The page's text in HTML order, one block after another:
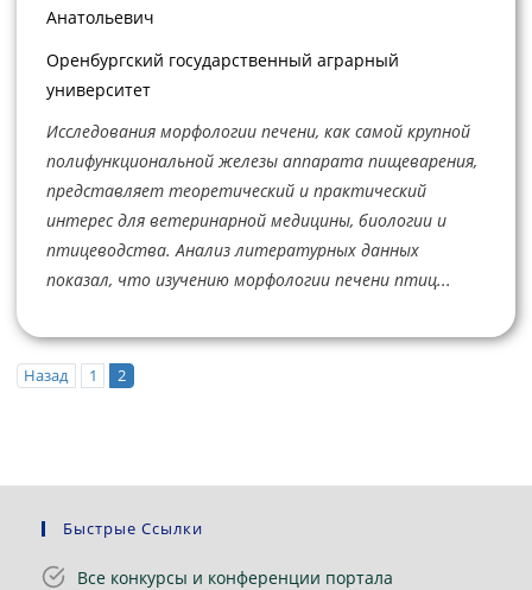
Анатольевич
Оренбургский государственный аграрный
университет
Исследования морфологии печени, как самой крупной
полифункциональной железы аппарата пищеварения,
представляет теоретический и практический
интерес для ветеринарной медицины, биологии и
птицеводства. Анализ литературных данных
показал, что изучению морфологии печени птиц...
Назад 1 2
Быстрые Ссылки
Все конкурсы и конференции портала